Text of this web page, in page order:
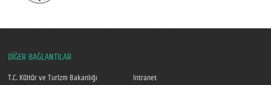
DİĞER BAĞLANTILAR
T.C. Kültür ve Turizm Bakanlığı
Intranet